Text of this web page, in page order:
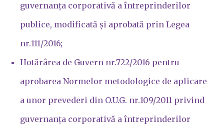
guvernanța corporativă a întreprinderilor
publice, modificată și aprobată prin Legea
nr.111/2016;
Hotărârea de Guvern nr.722/2016 pentru
aprobarea Normelor metodologice de aplicare
a unor prevederi din O.U.G. nr.109/2011 privind
guvernanța corporativă a întreprinderilor